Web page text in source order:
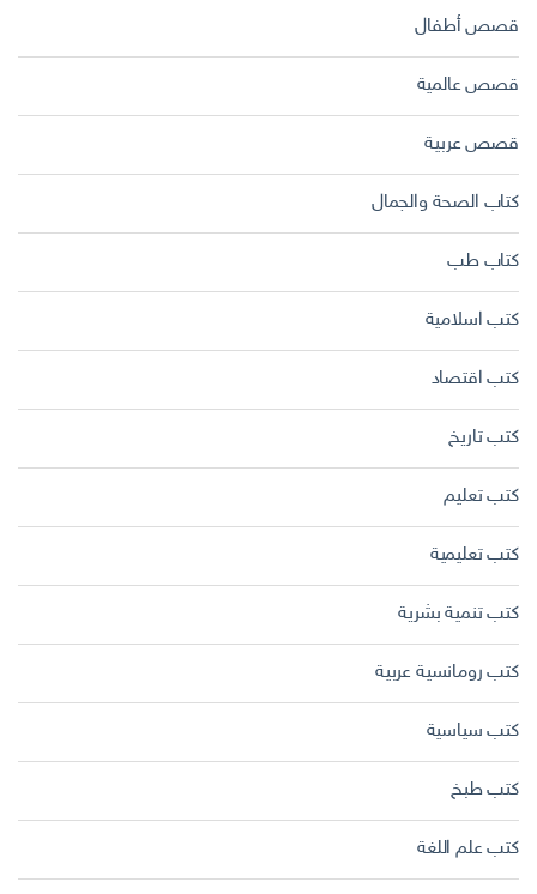
قصص أطفال
قصص عالمية
قصص عربية
كتاب الصحة والجمال
كتاب طب
كتب اسلامية
كتب اقتصاد
كتب تاريخ
كتب تعليم
كتب تعليمية
كتب تنمية بشرية
كتب رومانسية عربية
كتب سياسية
كتب طبخ
كتب علم اللغة